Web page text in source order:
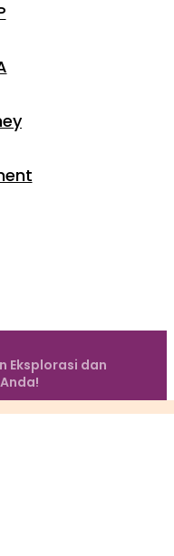
Eksplorasi dan